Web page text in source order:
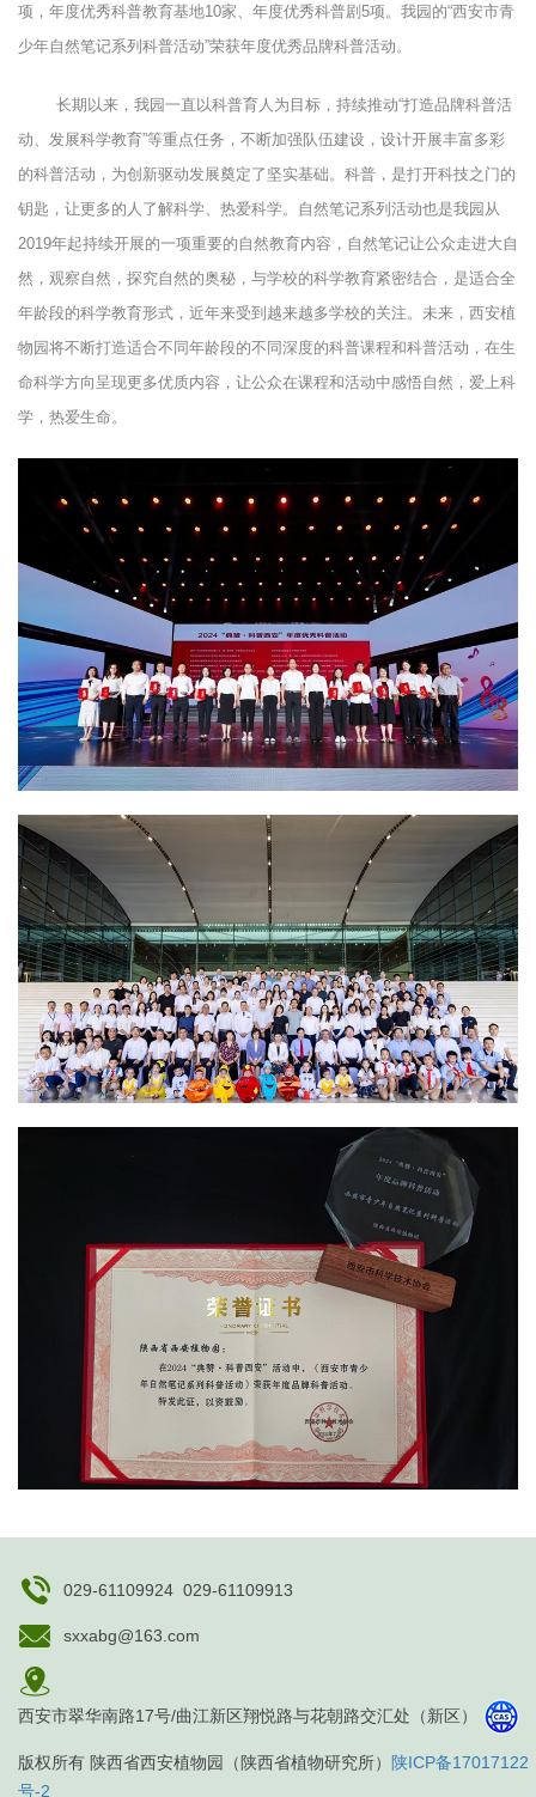
项，年度优秀科普教育基地10家、年度优秀科普剧5项。我园的“西安市青
少年自然笔记系列科普活动”荣获年度优秀品牌科普活动。
长期以来，我园一直以科普育人为目标，持续推动“打造品牌科普活
动、发展科学教育”等重点任务，不断加强队伍建设，设计开展丰富多彩
的科普活动，为创新驱动发展奠定了坚实基础。科普，是打开科技之门的
钥匙，让更多的人了解科学、热爱科学。自然笔记系列活动也是我园从
2019年起持续开展的一项重要的自然教育内容，自然笔记让公众走进大自
然，观察自然，探究自然的奥秘，与学校的科学教育紧密结合，是适合全
年龄段的科学教育形式，近年来受到越来越多学校的关注。未来，西安植
物园将不断打造适合不同年龄段的不同深度的科普课程和科普活动，在生
命科学方向呈现更多优质内容，让公众在课程和活动中感悟自然，爱上科
学，热爱生命。
029-61109924 029-61109913
sxxabg@163.com
西安市翠华南路17号/曲江新区翔悦路与花朝路交汇处（新区）
版权所有 陕西省西安植物园（陕西省植物研究所） 陕ICP备17017122
号-2